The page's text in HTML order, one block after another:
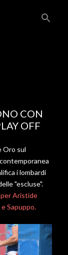
CON
OFF
Oro sul
i lombardi
"escluse".
Aristide
Sapuppo.